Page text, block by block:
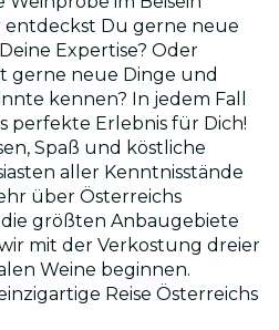
entdeckst Du gerne neue
Expertise? Oder
gerne neue Dinge und
kennen? In jedem Fall
perfekte Erlebnis für Dich!
Spaß und köstliche
aller Kenntnisstände
über Österreichs
größten Anbaugebiete
mit der Verkostung dreier
Weine beginnen.
Reise Österreichs